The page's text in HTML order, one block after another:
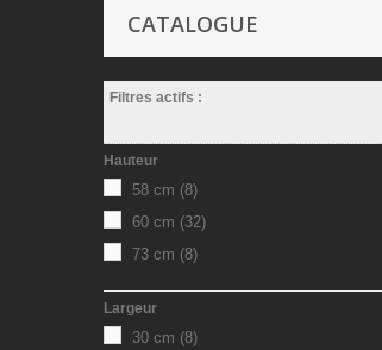
CATALOGUE
Filtres actifs :
Hauteur
58 cm (8)
60 cm (32)
73 cm (8)
Largeur
30 cm (8)